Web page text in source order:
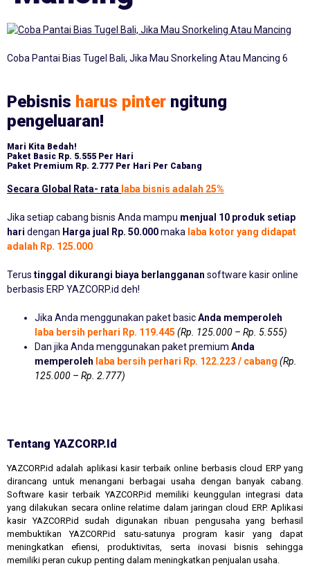
Coba Pantai Bias Tugel Bali, Jika Mau Snorkeling Atau Mancing 6
Pebisnis harus pinter ngitung
pengeluaran!
Mari Kita Bedah!
Paket Basic Rp. 5.555 Per Hari
Paket Premium Rp. 2.777 Per Hari Per Cabang
Secara Global Rata- rata laba bisnis adalah 25%
Jika setiap cabang bisnis Anda mampu menjual 10 produk setiap
hari dengan Harga jual Rp. 50.000maka laba kotor yang didapat
adalah Rp. 125.000
Terus tinggal dikurangi biaya berlangganan software kasir online
berbasis ERP YAZCORP.id deh!
Jika Anda menggunakan paket basicAnda memperoleh
laba bersih perhari Rp. 119.445 (Rp. 125.000 – Rp. 5.555)
Dan jika Anda menggunakan paket premium Anda
memperoleh laba bersih perhari Rp. 122.223 / cabang (Rp.
125.000 – Rp. 2.777)
Tentang YAZCORP.id
YAZCORP.id adalah aplikasi kasir terbaik online berbasis cloud ERP yang
dirancang untuk menangani berbagai usaha dengan banyak cabang.
Software kasir terbaik YAZCORP.id memiliki keunggulan integrasi data
yang dilakukan secara online relatime dalam jaringan cloud ERP. Aplikasi
kasir YAZCORP.id sudah digunakan ribuan pengusaha yang berhasil
membuktikan YAZCORP.id satu-satunya program kasir yang dapat
meningkatkan efiensi, produktivitas, serta inovasi bisnis sehingga
memiliki peran cukup penting dalam meningkatkan penjualan usaha.